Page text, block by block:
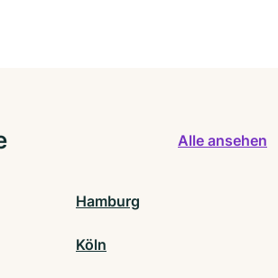
Alle ansehen
Hamburg
Köln